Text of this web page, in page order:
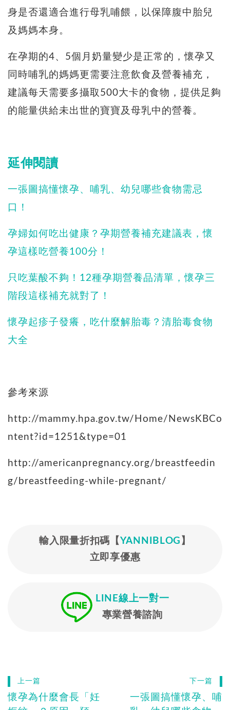
身是否還適合進行母乳哺餵，以保障腹中胎兒
及媽媽本身。
在孕期的4、5個月奶量變少是正常的，懷孕又
同時哺乳的媽媽更需要注意飲食及營養補充，
建議每天需要多攝取500大卡的食物，提供足夠
的能量供給未出世的寶寶及母乳中的營養。
延伸閱讀
一張圖搞懂懷孕、哺乳、幼兒哪些食物需忌
口！
孕婦如何吃出健康？孕期營養補充建議表，懷
孕這樣吃營養100分！
只吃葉酸不夠！12種孕期營養品清單，懷孕三
階段這樣補充就對了！
懷孕起疹子發癢，吃什麼解胎毒？清胎毒食物
大全
參考來源
http://mammy.hpa.gov.tw/Home/NewsKBCo
ntent?id=1251&type=01
http://americanpregnancy.org/breastfeedin
g/breastfeeding-while-pregnant/
輸入限量折扣碼【YANNIBLOG 】
立即享優惠
LINE線上一對一
專業營養諮詢
上一篇
懷孕為什麼會長「妊
下一篇
一張圖搞懂懷孕、哺